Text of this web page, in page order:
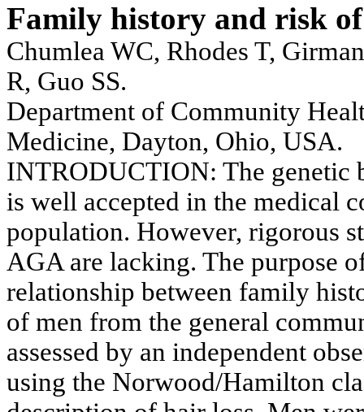
Family history and risk
Chumlea WC, Rhodes T,
R, Guo SS.
Department of Community
Medicine, Dayton, Ohio, USA.
INTRODUCTION: The genetic
is well accepted in the medical
population. However, rigorous
AGA are lacking. The purpose
relationship between family
of men from the general
assessed by an independent
using the Norwood/Hamilton